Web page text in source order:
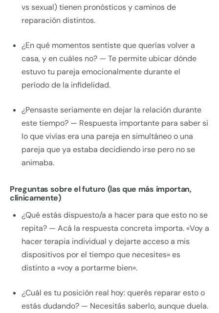
vs sexual) tienen pronósticos y caminos de
reparación distintos.
¿En qué momentos sentiste que querías volver a
casa, y en cuáles no? — Te permite ubicar dónde
estuvo tu pareja emocionalmente durante el
período de la infidelidad.
¿Pensaste seriamente en dejar la relación durante
este tiempo? — Respuesta importante para saber si
lo que vivías era una pareja en simultáneo o una
pareja que ya estaba decidiendo irse pero no se
animaba.
Preguntas sobre el futuro (las que más importan,
clínicamente)
¿Qué estás dispuesto/a a hacer para que esto no se
repita? — Acá la respuesta concreta importa. «Voy a
hacer terapia individual y dejarte acceso a mis
dispositivos por el tiempo que necesites» es
distinto a «voy a portarme bien».
¿Cuál es tu posición real hoy: querés reparar esto o
estás dudando? — Necesitás saberlo, aunque duela.